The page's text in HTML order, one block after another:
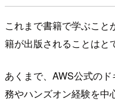
これまで書籍で学ぶこ
籍が出版されることはと
あくまで、AWS公式の
務やハンズオン経験を中